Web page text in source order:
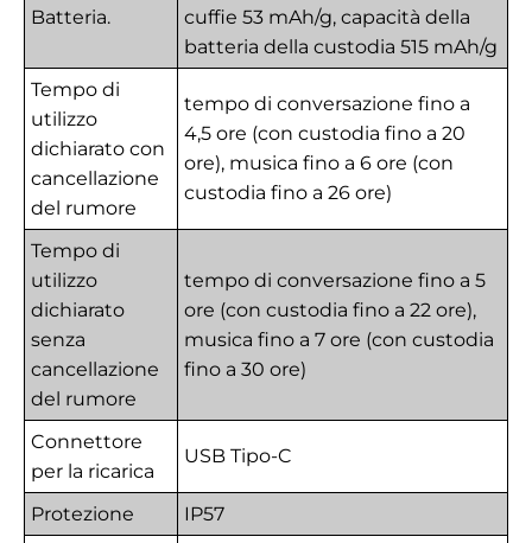
Batteria.
cuffie 53 mAh/g, capacità della
batteria della custodia 515 mAh/g
Tempo di
utilizzo
dichiarato con
cancellazione
del rumore
tempo di conversazione fino a
4,5 ore (con custodia fino a 20
ore), musica fino a 6 ore (con
custodia fino a 26 ore)
Tempo di
utilizzo
dichiarato
senza
cancellazione
del rumore
tempo di conversazione fino a 5
ore (con custodia fino a 22 ore),
musica fino a 7 ore (con custodia
fino a 30 ore)
Connettore
per la ricarica
USB Tipo-C
Protezione IP57